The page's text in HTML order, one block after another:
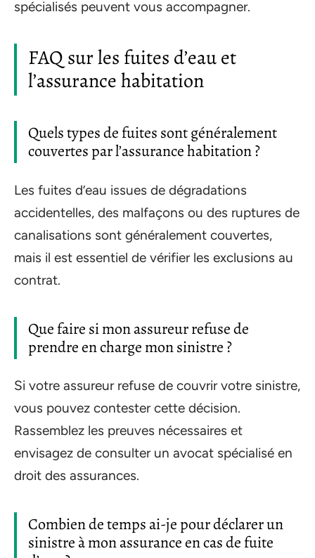
spécialisés peuvent vous accompagner.
FAQ sur les fuites d’eau et
l’assurance habitation
Quels types de fuites sont généralement
couvertes par l’assurance habitation ?
Les fuites d’eau issues de dégradations
accidentelles, des malfaçons ou des ruptures de
canalisations sont généralement couvertes,
mais il est essentiel de vérifier les exclusions au
contrat.
Que faire si mon assureur refuse de
prendre en charge mon sinistre ?
Si votre assureur refuse de couvrir votre sinistre,
vous pouvez contester cette décision.
Rassemblez les preuves nécessaires et
envisagez de consulter un avocat spécialisé en
droit des assurances.
Combien de temps ai-je pour déclarer un
sinistre à mon assurance en cas de fuite